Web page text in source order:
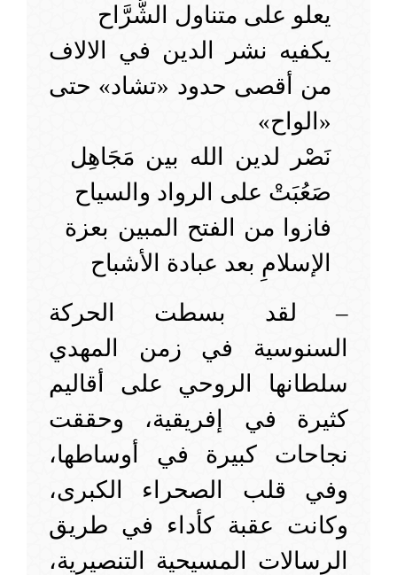
يعلو على متناول الشُّرَّاح
يكفيه نشر الدين في الالاف
من أقصى حدود «تشاد» حتى
«الواح»
نَصْر لدين الله بين مَجَاهِل
صَعُبَتْ على الرواد والسياح
فازوا من الفتح المبين بعزة
الإسلامِ بعد عبادة الأشباح
– لقد بسطت الحركة
السنوسية في زمن المهدي
سلطانها الروحي على أقاليم
كثيرة في إفريقية، وحققت
نجاحات كبيرة في أوساطها،
وفي قلب الصحراء الكبرى،
وكانت عقبة كأداء في طريق
الرسالات المسيحية التنصيرية،